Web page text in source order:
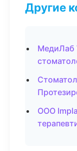
Другие
МедиЛаб
ООО